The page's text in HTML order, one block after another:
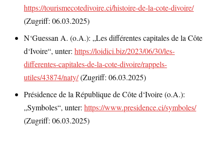
https://tourismecotedivoire.ci/histoire-de-la-cote-divoire/
(Zugriff: 06.03.2025)
N‘Guessan A. (o.A.): „Les différentes capitales de la Côte
d‘Ivoire“, unter:https://loidici.biz/2023/06/30/les-
differentes-capitales-de-la-cote-divoire/rappels-
utiles/43874/naty/(Zugriff: 06.03.2025)
Présidence de la République de Côte d‘Ivoire (o.A.):
„Symboles“, unter:https://www.presidence.ci/symboles/
(Zugriff: 06.03.2025)